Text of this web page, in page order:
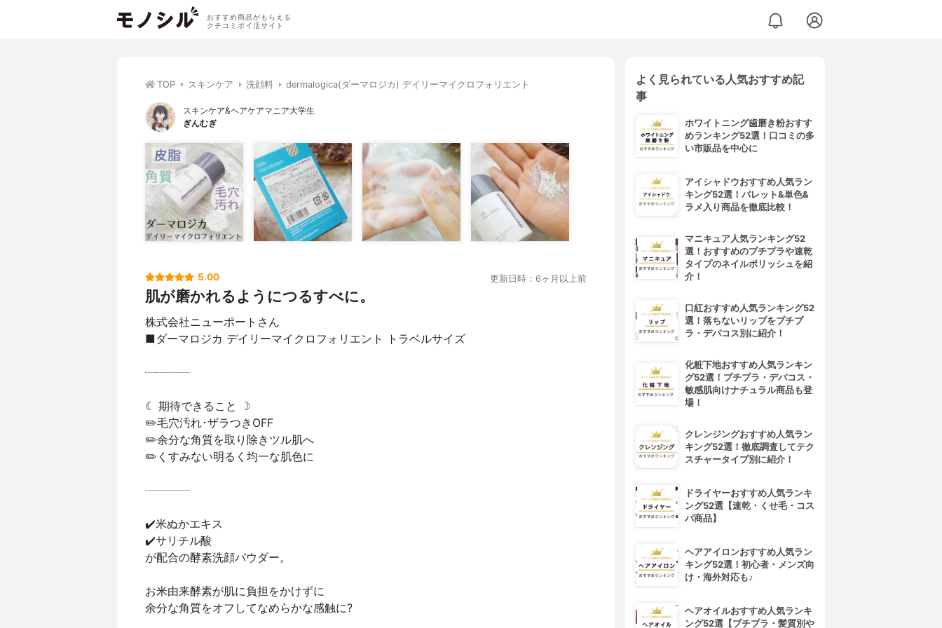
おすすめ商品がもらえる
クチコミポイ活サイト
TOP スキンケア 洗顔料 dermalogica(ダーマロジカ) デイリーマイクロフォリエント
スキンケア&ヘアケアマニア大学生
ぎんむぎ
5.00 更新日時：6ヶ月以上前
肌が磨かれるようにつるすべに。
株式会社ニューポートさん
■ダーマロジカ デイリーマイクロフォリエント トラベルサイズ
┈┈┈┈
☾ 期待できること ☽
✏️毛穴汚れ･ザラつきOFF
✏️余分な角質を取り除きツル肌へ
✏️くすみない明るく均一な肌色に
┈┈┈┈
✔️米ぬかエキス
✔️サリチル酸
が配合の酵素洗顔パウダー。
お米由来酵素が肌に負担をかけずに
余分な角質をオフしてなめらかな感触に?
よく見られている人気おすすめ記
事
ホワイトニング歯磨き粉おすす
めランキング52選！口コミの多
い市販品を中心に
アイシャドウおすすめ人気ラン
キング52選！パレット&単色&
ラメ入り商品を徹底比較！
マニキュア人気ランキング52
選！おすすめのプチプラや速乾
タイプのネイルポリッシュを紹
介！
口紅おすすめ人気ランキング52
選！落ちないリップをプチプ
ラ・デパコス別に紹介！
化粧下地おすすめ人気ランキン
グ52選！プチプラ・デパコス・
敏感肌向けナチュラル商品も登
場！
クレンジングおすすめ人気ラン
キング52選！徹底調査してテク
スチャータイプ別に紹介！
ドライヤーおすすめ人気ランキ
ング52選【速乾・くせ毛・コス
パ商品】
ヘアアイロンおすすめ人気ラン
キング52選！初心者・メンズ向
け・海外対応も♪
ヘアオイルおすすめ人気ランキ
ング52選【プチプラ・髪質別や